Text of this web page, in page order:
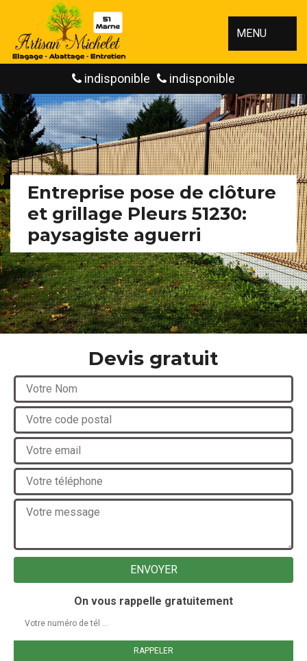
MENU
indisponible indisponible
Entreprise pose de clôture
et grillage Pleurs 51230:
paysagiste aguerri
Devis gratuit
On vous rappelle gratuitement